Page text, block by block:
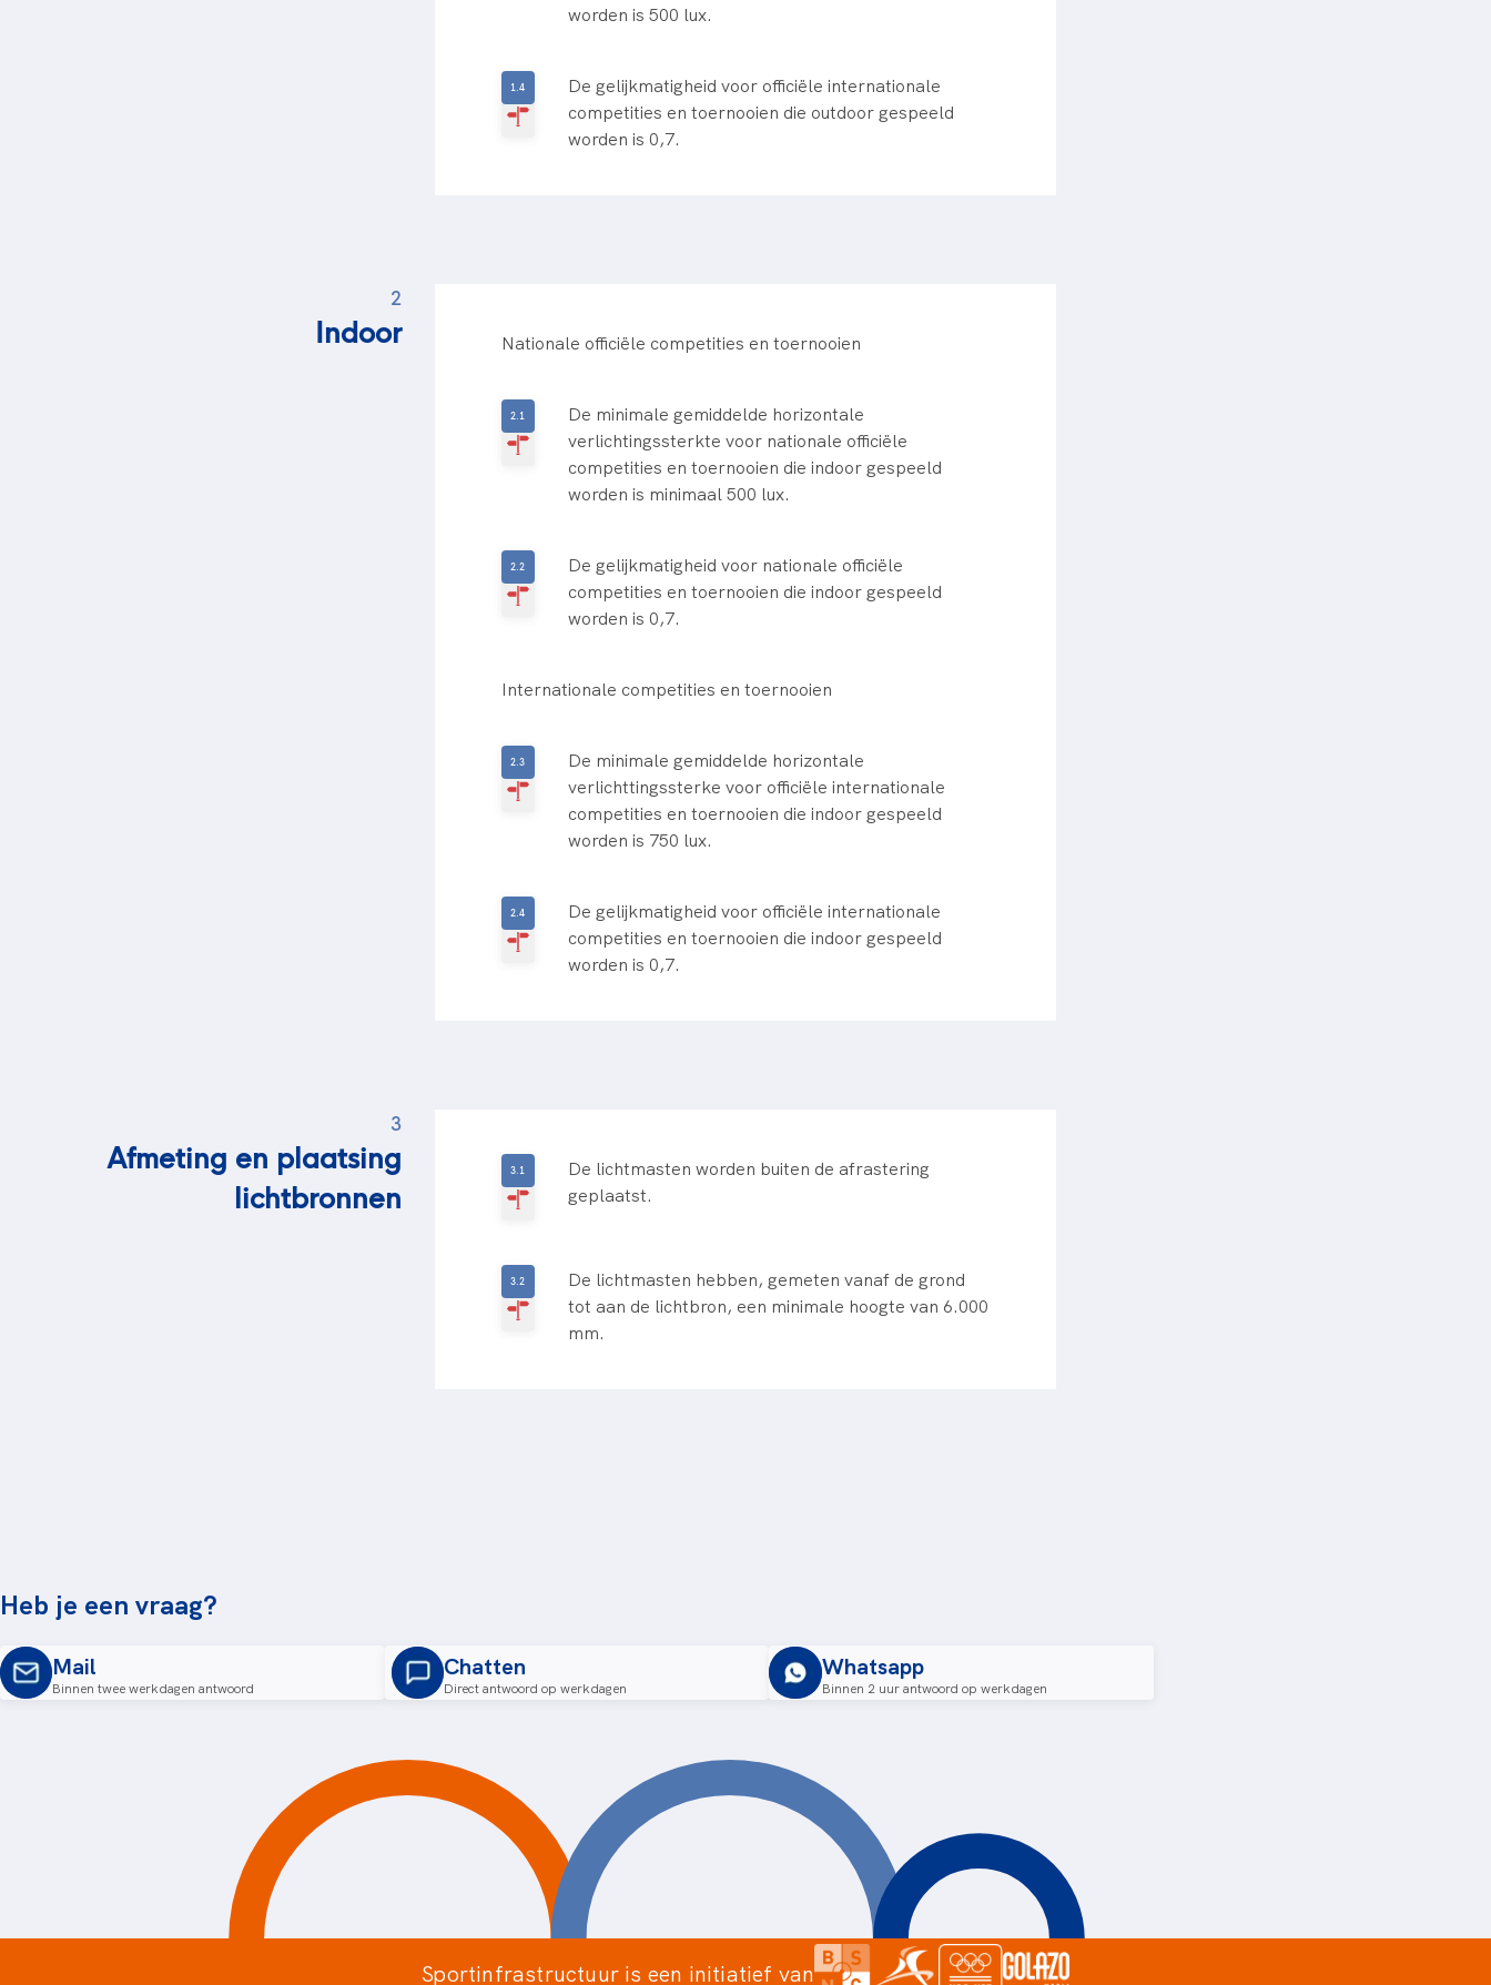
worden is 500 lux.
De gelijkmatigheid voor officiële internationale
competities en toernooien die outdoor gespeeld
worden is 0,7.
2
Indoor Nationale officiële competities en toernooien
De minimale gemiddelde horizontale
verlichtingssterkte voor nationale officiële
competities en toernooien die indoor gespeeld
worden is minimaal 500 lux.
De gelijkmatigheid voor nationale officiële
competities en toernooien die indoor gespeeld
worden is 0,7.
Internationale competities en toernooien
De minimale gemiddelde horizontale
verlichttingssterke voor officiële internationale
competities en toernooien die indoor gespeeld
worden is 750 lux.
De gelijkmatigheid voor officiële internationale
competities en toernooien die indoor gespeeld
worden is 0,7.
3
Afmeting en plaatsing
lichtbronnen
De lichtmasten worden buiten de afrastering
geplaatst.
De lichtmasten hebben, gemeten vanaf de grond
tot aan de lichtbron, een minimale hoogte van 6.000
mm.
Heb je een vraag?
Mail
Binnen twee werkdagen antwoord
Chatten
Direct antwoord op werkdagen
Whatsapp
Binnen 2 uur antwoord op werkdagen
Sportinfrastructuur is een initiatief van